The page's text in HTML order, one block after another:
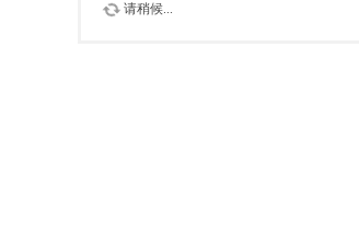
请稍候...